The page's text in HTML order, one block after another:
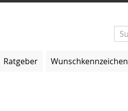
Ratgeber Wunschkennzeichen